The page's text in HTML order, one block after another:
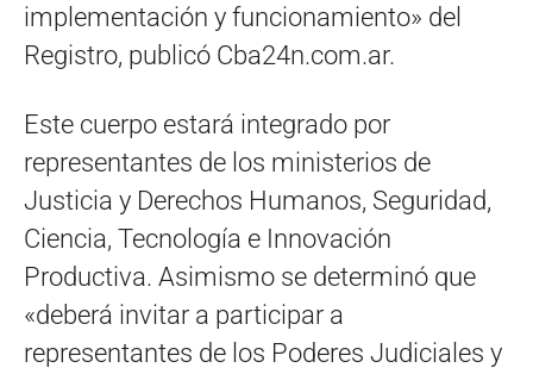
implementación y funcionamiento» del
Registro, publicó Cba24n.com.ar.
Este cuerpo estará integrado por
representantes de los ministerios de
Justicia y Derechos Humanos, Seguridad,
Ciencia, Tecnología e Innovación
Productiva. Asimismo se determinó que
«deberá invitar a participar a
representantes de los Poderes Judiciales y